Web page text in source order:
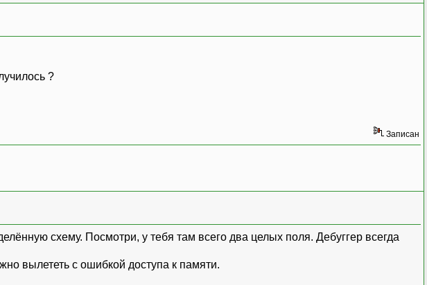
?
Записан
схему. Посмотри, у тебя там всего два целых поля. Дебуггер всегда
вылететь с ошибкой доступа к памяти.